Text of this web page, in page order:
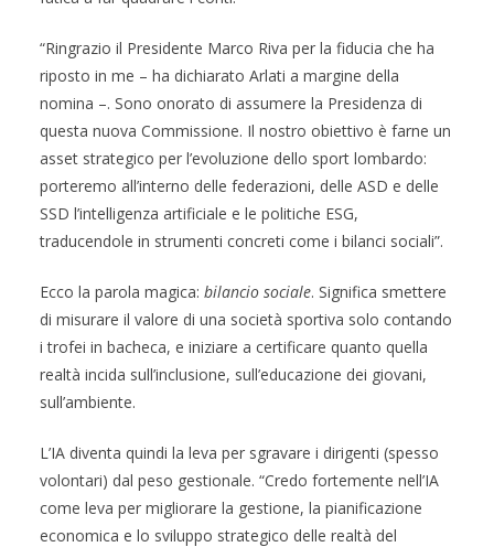
“Ringrazio il Presidente Marco Riva per la fiducia che ha
riposto in me – ha dichiarato Arlati a margine della
nomina –. Sono onorato di assumere la Presidenza di
questa nuova Commissione. Il nostro obiettivo è farne un
asset strategico per l’evoluzione dello sport lombardo:
porteremo all’interno delle federazioni, delle ASD e delle
SSD l’intelligenza artificiale e le politiche ESG,
traducendole in strumenti concreti come i bilanci sociali”.
Ecco la parola magica: bilancio sociale. Significa smettere
di misurare il valore di una società sportiva solo contando
i trofei in bacheca, e iniziare a certificare quanto quella
realtà incida sull’inclusione, sull’educazione dei giovani,
sull’ambiente.
L’IA diventa quindi la leva per sgravare i dirigenti (spesso
volontari) dal peso gestionale. “Credo fortemente nell’IA
come leva per migliorare la gestione, la pianificazione
economica e lo sviluppo strategico delle realtà del